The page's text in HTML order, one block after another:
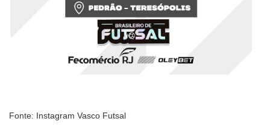
Fonte: Instagram Vasco Futsal